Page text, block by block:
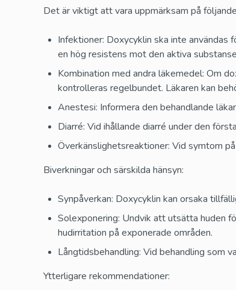
Det är viktigt att vara uppmärksam på
Infektioner: Doxycyklin ska inte
en hög resistens mot den aktiva
Kombination med andra läkemedel: Om
kontrolleras regelbundet. Läkaren kan
Anestesi: Informera den behandlande
Diarré: Vid ihållande diarré under den
Överkänslighetsreaktioner: Vid symtom
Biverkningar och särskilda hänsyn:
Synpåverkan: Doxycyklin kan orsaka
Solexponering: Undvik att utsätta huden
hudirritation på exponerade områden.
Långtidsbehandling: Vid behandling som
Ytterligare rekommendationer: